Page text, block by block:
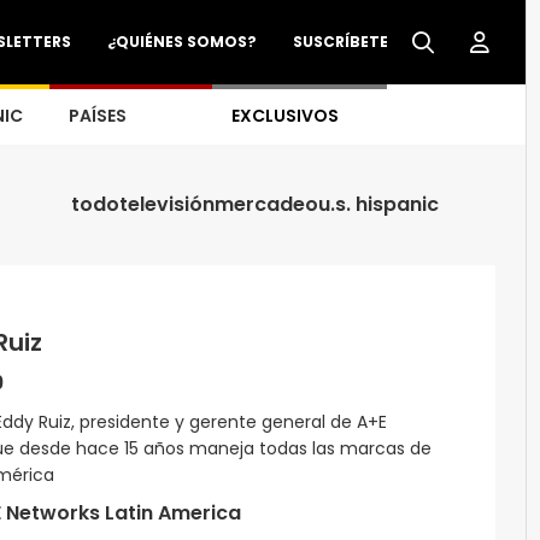
SUSCRÍBETE
¿QUIÉNES SOMOS?
PAÍSES EXCLUSIVOS
todotelevisiónmercadeou.s. hispanic
Ruiz, presidente y gerente general de A+E
desde hace 15 años maneja todas las marcas de
Networks Latin America